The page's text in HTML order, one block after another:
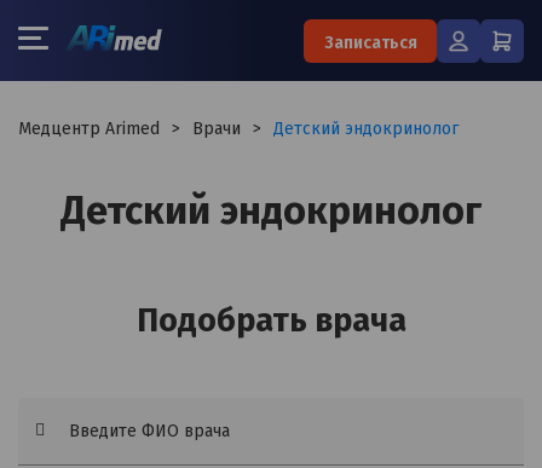
Записаться
Медцентр Arimed > Врачи > Детский эндокринолог
Детский эндокринолог
Подобрать врача
×
Запишитесь на консультацию к
Ваше имя:*